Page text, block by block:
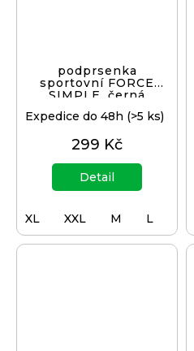
podprsenka
sportovní FORCE
SIMPLE, černá
Expedice do 48h (>5 ks)
299 Kč
Detail
XL XXL M L